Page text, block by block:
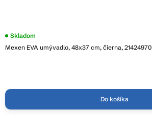
Mexen EVA umývadlo, 48x37 cm, čierna, 21424970
Skladom
Do košíka